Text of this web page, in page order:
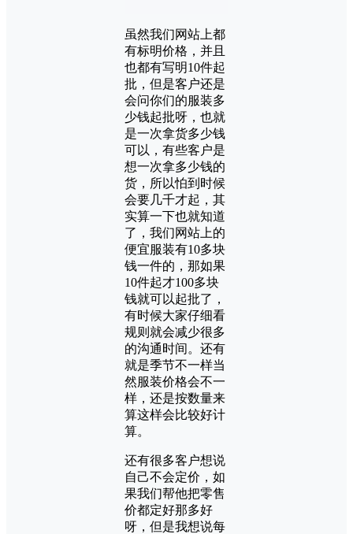
虽然我们网站上都
有标明价格，并且
也都有写明10件起
批，但是客户还是
会问你们的服装多
少钱起批呀，也就
是一次拿货多少钱
可以，有些客户是
想一次拿多少钱的
货，所以怕到时候
会要几千才起，其
实算一下也就知道
了，我们网站上的
便宜服装有10多块
钱一件的，那如果
10件起才100多块
钱就可以起批了，
有时候大家仔细看
规则就会减少很多
的沟通时间。还有
就是季节不一样当
然服装价格会不一
样，还是按数量来
算这样会比较好计
算。
还有很多客户想说
自己不会定价，如
果我们帮他把零售
价都定好那多好
呀，但是我想说每